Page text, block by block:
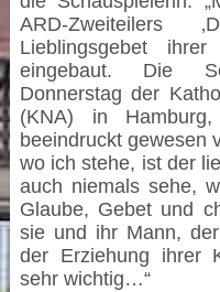
ARD-
Lieblingsgebet
eingebaut. Die
Donnerstag der
(KNA) in
beeindruckt gewesen
wo ich stehe, ist der
auch niemals sehe,
Glaube, Gebet und
sie und ihr Mann,
der Erziehung ihrer
sehr wichtig…“